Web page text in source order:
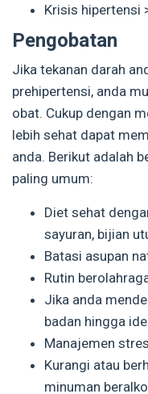
Krisis hipertensi
Pengobatan
Jika tekanan darah
prehipertensi, anda
obat. Cukup dengan
lebih sehat dapat
anda. Berikut adalah
paling umum:
Diet sehat
sayuran, bijian
Batasi asupan
Rutin
Jika anda
badan hingga
Manajemen stres
Kurangi atau
minuman